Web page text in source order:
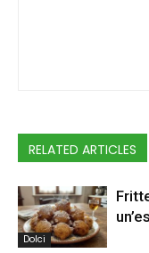
RELATED ARTICLES
Dolci